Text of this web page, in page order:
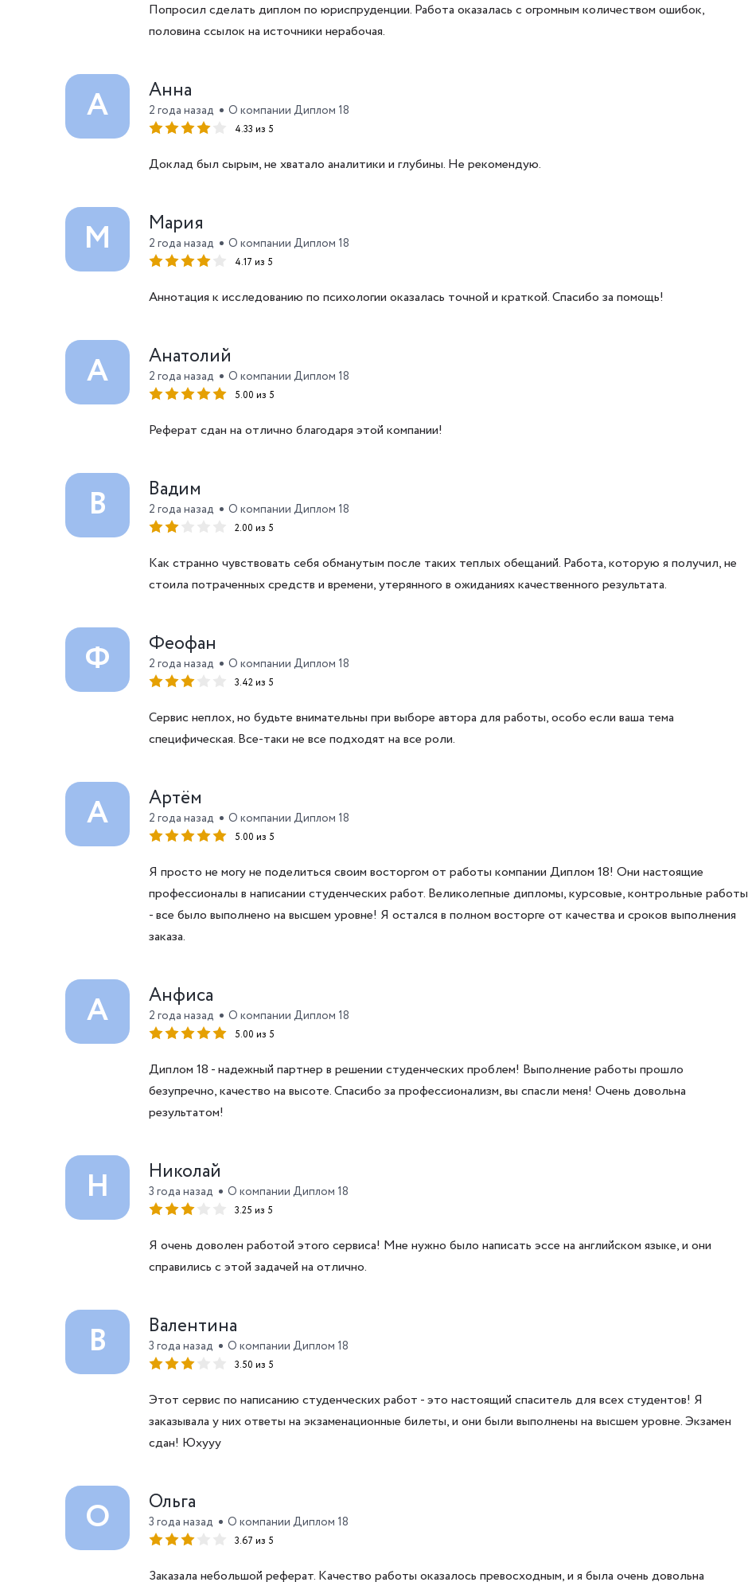
Попросил сделать диплом по юриспруденции. Работа оказалась с огромным количеством ошибок,
половина ссылок на источники нерабочая.
А Анна
2 года назад О компании Диплом 18
4.33 из 5
Доклад был сырым, не хватало аналитики и глубины. Не рекомендую.
М Мария
2 года назад О компании Диплом 18
4.17 из 5
Аннотация к исследованию по психологии оказалась точной и краткой. Спасибо за помощь!
А Анатолий
2 года назад О компании Диплом 18
5.00 из 5
Реферат сдан на отлично благодаря этой компании!
В Вадим
2 года назад О компании Диплом 18
2.00 из 5
Как странно чувствовать себя обманутым после таких теплых обещаний. Работа, которую я получил, не
стоила потраченных средств и времени, утерянного в ожиданиях качественного результата.
Ф Феофан
2 года назад О компании Диплом 18
3.42 из 5
Сервис неплох, но будьте внимательны при выборе автора для работы, особо если ваша тема
специфическая. Все-таки не все подходят на все роли.
А Артём
2 года назад О компании Диплом 18
5.00 из 5
Я просто не могу не поделиться своим восторгом от работы компании Диплом 18! Они настоящие
профессионалы в написании студенческих работ. Великолепные дипломы, курсовые, контрольные работы
- все было выполнено на высшем уровне! Я остался в полном восторге от качества и сроков выполнения
заказа.
А Анфиса
2 года назад О компании Диплом 18
5.00 из 5
Диплом 18 - надежный партнер в решении студенческих проблем! Выполнение работы прошло
безупречно, качество на высоте. Спасибо за профессионализм, вы спасли меня! Очень довольна
результатом!
Н Николай
3 года назад О компании Диплом 18
3.25 из 5
Я очень доволен работой этого сервиса! Мне нужно было написать эссе на английском языке, и они
справились с этой задачей на отлично.
В Валентина
3 года назад О компании Диплом 18
3.50 из 5
Этот сервис по написанию студенческих работ - это настоящий спаситель для всех студентов! Я
заказывала у них ответы на экзаменационные билеты, и они были выполнены на высшем уровне. Экзамен
сдан! Юхууу
О Ольга
3 года назад О компании Диплом 18
3.67 из 5
Заказала небольшой реферат. Качество работы оказалось превосходным, и я была очень довольна